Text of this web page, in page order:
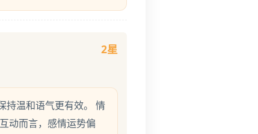
2星
持温和语气更有效。 情
动而言，感情运势偏